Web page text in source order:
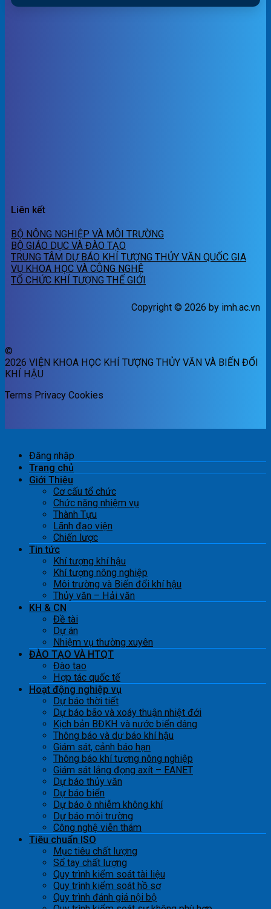
Liên kết
BỘ NÔNG NGHIỆP VÀ MÔI TRƯỜNG
BỘ GIÁO DỤC VÀ ĐÀO TẠO
TRUNG TÂM DỰ BÁO KHÍ TƯỢNG THỦY VĂN QUỐC GIA
VỤ KHOA HỌC VÀ CÔNG NGHỆ
TỔ CHỨC KHÍ TƯỢNG THẾ GIỚI
Copyright © 2026 by imh.ac.vn
©
2026 VIỆN KHOA HỌC KHÍ TƯỢNG THỦY VĂN VÀ BIẾN ĐỔI
KHÍ HẬU
Terms Privacy Cookies
Đăng nhập
Trang chủ
Giới Thiệu
Cơ cấu tổ chức
Chức năng nhiệm vụ
Thành Tựu
Lãnh đạo viện
Chiến lược
Tin tức
Khí tượng khí hậu
Khí tượng nông nghiệp
Môi trường và Biến đổi khí hậu
Thủy văn – Hải văn
KH & CN
Đề tài
Dự án
Nhiệm vụ thường xuyên
ĐÀO TẠO VÀ HTQT
Đào tạo
Hợp tác quốc tế
Hoạt động nghiệp vụ
Dự báo thời tiết
Dự báo bão và xoáy thuận nhiệt đới
Kịch bản BĐKH và nước biển dâng
Thông báo và dự báo khí hậu
Giám sát, cảnh báo hạn
Thông báo khí tượng nông nghiệp
Giám sát lắng đọng axít – EANET
Dự báo thủy văn
Dự báo biển
Dự báo ô nhiễm không khí
Dự báo môi trường
Công nghệ viễn thám
Tiêu chuẩn ISO
Mục tiêu chất lượng
Sổ tay chất lượng
Quy trình kiểm soát tài liệu
Quy trình kiểm soát hồ sơ
Quy trình đánh giá nội bộ